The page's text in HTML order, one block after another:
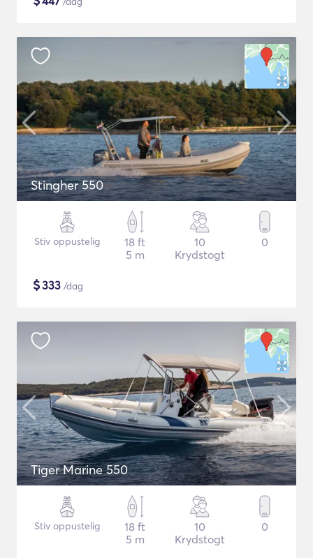
Stingher 550
Stiv oppustelig
18 ft
5 m
10
Krydstogt
0
$333 /dag
Tiger Marine 550
Stiv oppustelig
18 ft
5 m
10
Krydstogt
0